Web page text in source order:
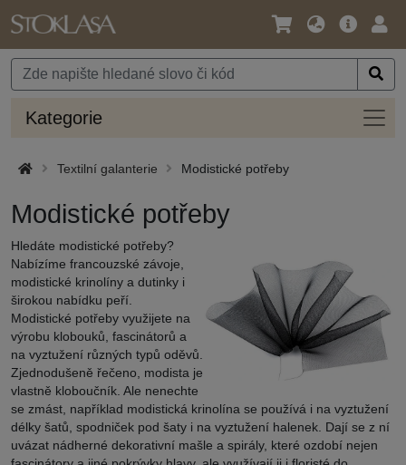
Jazyk
Měna
Hlavní
Kategorie
Textilní galanterie Modistické potřeby
Modistické potřeby
Hledáte modistické potřeby?
Nabízíme francouzské závoje,
modistické krinolíny a dutinky i
širokou nabídku peří.
Modistické potřeby využijete na
výrobu klobouků, fascinátorů a
na vyztužení různých typů oděvů.
Zjednodušeně řečeno, modista je
vlastně kloboučník. Ale nenechte
se zmást, například modistická krinolína se používá i na vyztužení
délky šatů, spodniček pod šaty i na vyztužení halenek. Dají se z ní
uvázat nádherné dekorativní mašle a spirály, které ozdobí nejen